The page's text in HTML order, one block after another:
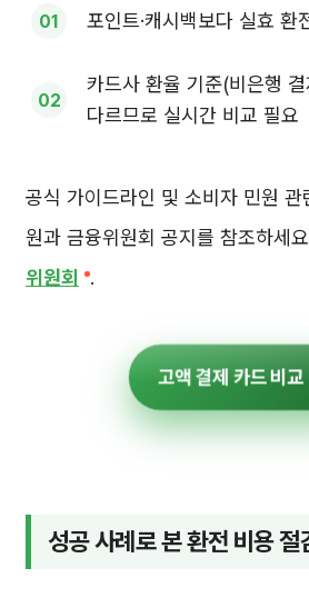
포인트·캐시백보다 실효 환
카드사 환율 기준(비은행
다르므로 실시간 비교 필요
공식 가이드라인 및 소비자 민원 관
원과 금융위원회 공지를 참조하세
위원회
.
고액 결제 카드 비교
성공 사례로 본 환전 비용 절